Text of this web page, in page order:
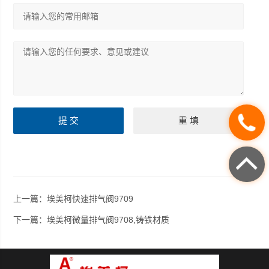
上一篇：埃美柯快速排气阀9709
下一篇：埃美柯微量排气阀9708,铸铁材质